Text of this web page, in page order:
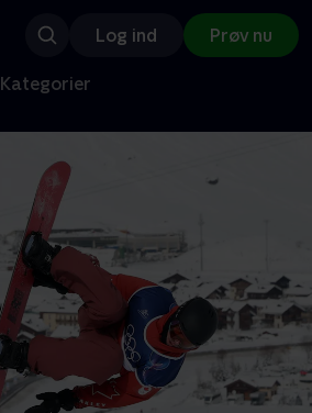
Log ind Prøv nu
Kategorier